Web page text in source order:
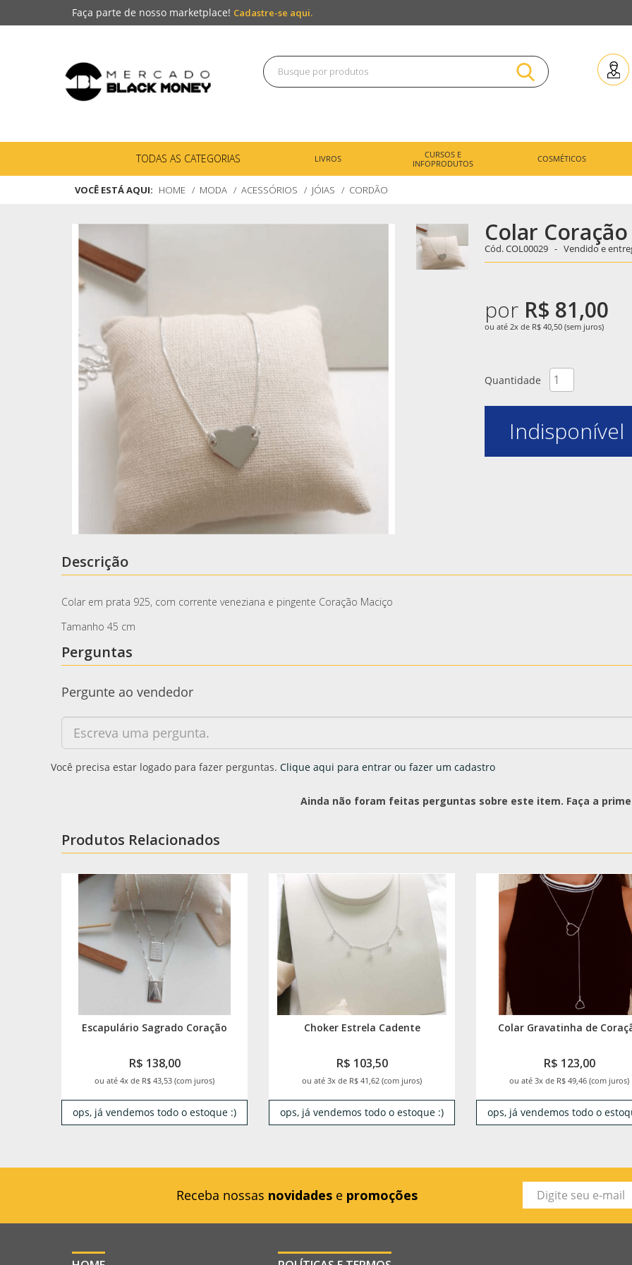
Faça parte de nosso marketplace! Cadastre-se aqui.
TODAS AS CATEGORIAS LIVROS
CURSOS E
INFOPRODUTOS
COSMÉTICOS
VOCÊ ESTÁ AQUI: HOME MODA ACESSÓRIOS JÓIAS CORDÃO
Colar
Cód.COL00029 - Vendido e
por R$ 81,00
ou até 2x de R$ 40,50 (sem juros)
Quantidade
Indisponível
Descrição
Colar em prata 925, com corrente veneziana e pingente Coração Maciço
Tamanho 45 cm
Perguntas
Pergunte ao vendedor
Você precisa estar logado para fazer perguntas. Clique aqui para entrar ou fazer um cadastro
Ainda não foram feitas perguntas sobre este item. Faça a
Produtos Relacionados
Escapulário Sagrado Coração
R$ 138,00
ou até 4x de R$ 43,53 (com juros)
ops, já vendemos todo o estoque :)
Choker Estrela Cadente
R$ 103,50
ou até 3x de R$ 41,62 (com juros)
ops, já vendemos todo o estoque :)
Colar Gravatinha de
R$ 123,00
ou até 3x de R$ 49,46 (com juros)
ops, já vendemos todo o
Receba nossas novidades e promoções